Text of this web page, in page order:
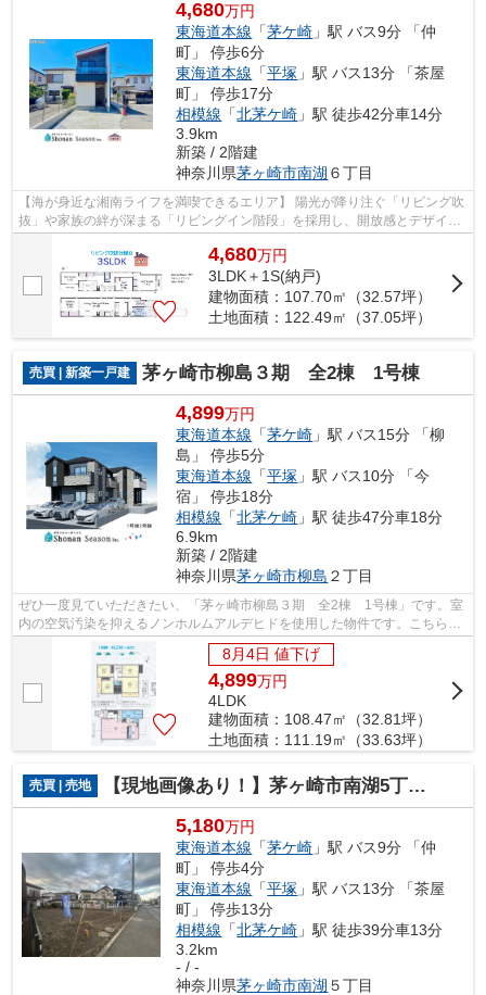
4,680万円
東海道本線 「茅ケ崎 」駅 バス9分 「仲
町」 停歩6分
東海道本線 「平塚 」駅 バス13分 「茶屋
町」 停歩17分
相模線 「北茅ケ崎 」駅 徒歩42分車14分
3.9km
新築 / 2階建
神奈川県茅ヶ崎市南湖 ６丁目
【海が身近な湘南ライフを満喫できるエリア】 陽光が降り注ぐ「リビング吹
抜」や家族の絆が深まる「リビングイン階段」を採用し、開放感とデザイン
4,680万円
3LDK＋1S(納戸)
建物面積：107.70㎡（32.57坪）
土地面積：122.49㎡（37.05坪）
売買 | 新築一戸建 茅ヶ崎市柳島３期 全2棟 1号棟
4,899万円
東海道本線 「茅ケ崎 」駅 バス15分 「柳
島」 停歩5分
東海道本線 「平塚 」駅 バス10分 「今
宿」 停歩18分
相模線 「北茅ケ崎 」駅 徒歩47分車18分
6.9km
新築 / 2階建
神奈川県茅ヶ崎市柳島 ２丁目
ぜひ一度見ていただきたい、「茅ヶ崎市柳島３期 全2棟 1号棟」です。室
内の空気汚染を抑えるノンホルムアルデヒドを使用した物件です。こちらは
清潔感のある新築戸建て物件です。茅...
8月4日 値下げ
4,899万円
4LDK
建物面積：108.47㎡（32.81坪）
土地面積：111.19㎡（33.63坪）
売買 | 売地 【現地画像あり！】茅ヶ崎市南湖5丁目 売地 51.47坪
5,180万円
東海道本線 「茅ケ崎 」駅 バス9分 「仲
町」 停歩4分
東海道本線 「平塚 」駅 バス13分 「茶屋
町」 停歩13分
相模線 「北茅ケ崎 」駅 徒歩39分車13分
3.2km
- / -
神奈川県茅ヶ崎市南湖 ５丁目